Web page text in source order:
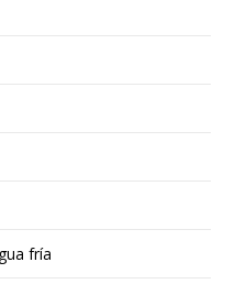
fría